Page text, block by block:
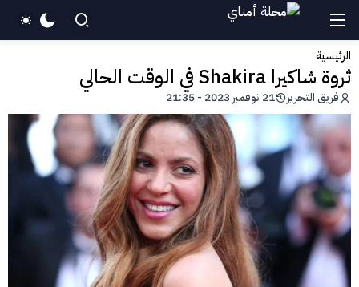
الرئيسية
ثروة شاكيرا Shakira في الوقت الحالي
فريق التحرير 21 نوفمبر 2023 - 21:35